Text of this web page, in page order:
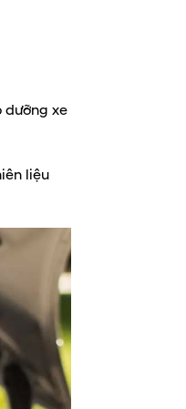
dưỡng xe
liệu